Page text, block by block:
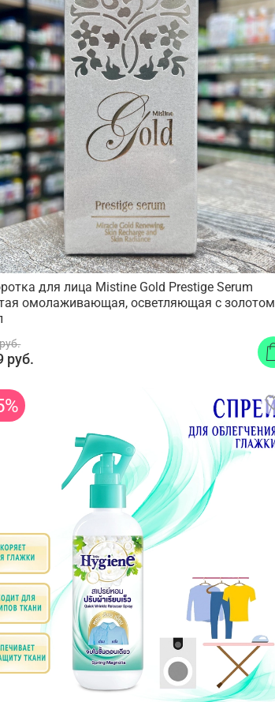
для лица Mistine Gold Prestige Serum
омолаживающая, осветляющая с золотом
руб.